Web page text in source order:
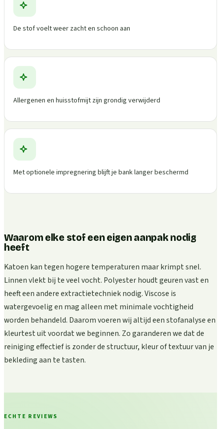
De stof voelt weer zacht en schoon aan
Allergenen en huisstofmijt zijn grondig verwijderd
Met optionele impregnering blijft je bank langer beschermd
Waarom elke stof een eigen aanpak nodig
heeft
Katoen kan tegen hogere temperaturen maar krimpt snel.
Linnen vlekt bij te veel vocht. Polyester houdt geuren vast en
heeft een andere extractietechniek nodig. Viscose is
watergevoelig en mag alleen met minimale vochtigheid
worden behandeld. Daarom voeren wij altijd een stofanalyse en
kleurtest uit voordat we beginnen. Zo garanderen we dat de
reiniging effectief is zonder de structuur, kleur of textuur van je
bekleding aan te tasten.
ECHTE REVIEWS